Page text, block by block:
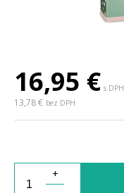
16,95 € s DPH
13,78 € bez DPH
+